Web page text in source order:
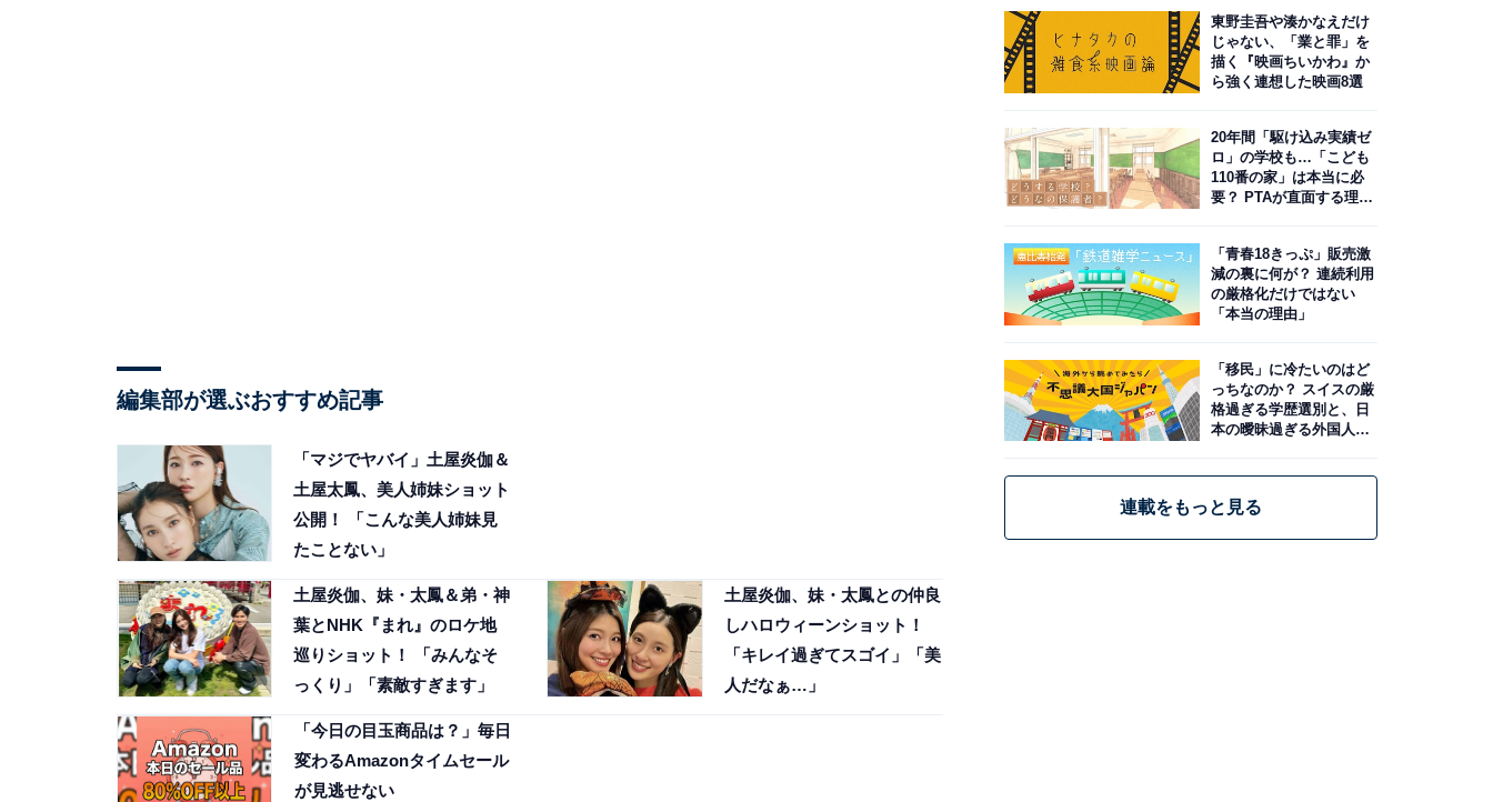
編集部が選ぶおすすめ記事
「マジでヤバイ」土屋炎伽＆
土屋太鳳、美人姉妹ショット
公開！ 「こんな美人姉妹見
たことない」
土屋炎伽、妹・太鳳＆弟・神
葉とNHK『まれ』のロケ地
巡りショット！ 「みんなそ
っくり」「素敵すぎます」
土屋炎伽、妹・太鳳との仲良
しハロウィーンショット！
「キレイ過ぎてスゴイ」「美
人だなぁ…」
「今日の目玉商品は？」毎日
変わるAmazonタイムセール
が見逃せない
東野圭吾や湊かなえだけ
じゃない、「業と罪」を
描く『映画ちいかわ』か
ら強く連想した映画8選
20年間「駆け込み実績ゼ
ロ」の学校も…「こども
110番の家」は本当に必
要？ PTAが直面する理想
「青春18きっぷ」販売激
減の裏に何が？ 連続利用
の厳格化だけではない
「本当の理由」
「移民」に冷たいのはど
っちなのか？ スイスの厳
格過ぎる学歴選別と、日
本の曖昧過ぎる外国人政
連載をもっと見る